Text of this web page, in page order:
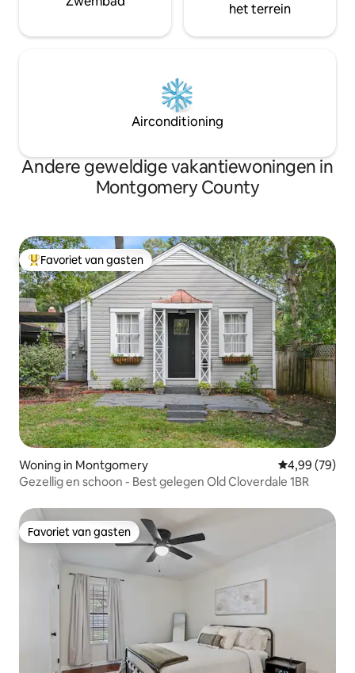
het terrein
Airconditioning
Andere geweldige vakantiewoningen in
Montgomery County
Topfavoriet van gasten
Favoriet van gasten
Woning in Montgomery Gemiddelde
4,99 (79)
Gezellig en schoon - Best gelegen Old Cloverdale 1BR
Favoriet van gasten
Favoriet van gasten